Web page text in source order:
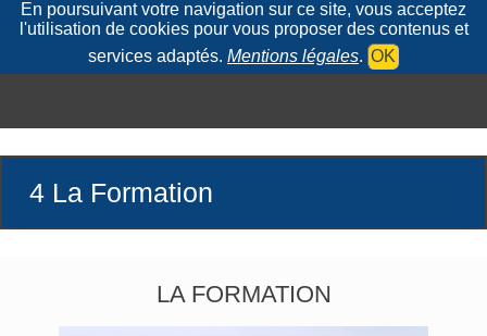
En poursuivant votre navigation sur ce site, vous acceptez
l'utilisation de cookies pour vous proposer des contenus et
services adaptés. Mentions légales. OK
4 La Formation
LA FORMATION